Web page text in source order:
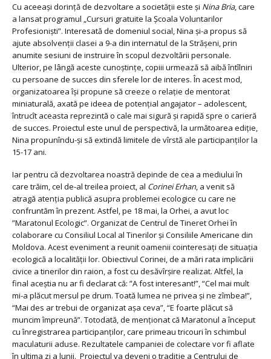
Cu aceeași dorință de dezvoltare a societății este și Nina Bria, care
a lansat programul „Cursuri gratuite la Școala Voluntarilor
Profesioniști”. Interesată de domeniul social, Nina și-a propus să
ajute absolvenții clasei a 9-a din internatul de la Strășeni, prin
anumite sesiuni de instruire în scopul dezvoltării personale.
Ulterior, pe lângă aceste cunoștințe, copiii urmează să aibă întîlniri
cu persoane de succes din sferele lor de interes. În acest mod,
organizatoarea își propune să creeze o relație de mentorat
miniaturală, axată pe ideea de potențial angajator – adolescent,
întrucît aceasta reprezintă o cale mai sigură și rapidă spre o carieră
de succes. Proiectul este unul de perspectivă, la următoarea ediție,
Nina propunîndu-și să extindă limitele de vîrstă ale participanților la
15-17 ani.
Iar pentru că dezvoltarea noastră depinde de cea a mediului în
care trăim, cel de-al treilea proiect, al Corinei Erhan, a venit să
atragă atenția publică asupra problemei ecologice cu care ne
confruntăm în prezent. Astfel, pe 18 mai, la Orhei, a avut loc
”Maratonul Ecologic”. Organizat de Centrul de Tineret Orhei în
colaborare cu Consiliul Local al Tinerilor şi Consiliile Americane din
Moldova. Acest eveniment a reunit oamenii cointeresați de situația
ecologică a localității lor. Obiectivul Corinei, de a mări rata implicării
civice a tinerilor din raion, a fost cu desăvîrșire realizat. Altfel, la
final aceștia nu ar fi declarat că: ”A fost interesant!”, “Cel mai mult
mi-a plăcut mersul pe drum. Toată lumea ne privea şi ne zîmbea!”,
“Mai des ar trebui de organizat aşa ceva”, “E foarte plăcut să
muncim împreună”. Totodată, de menționat că Maratonul a început
cu înregistrarea participanților, care primeau tricouri în schimbul
maculaturii aduse. Rezultatele campaniei de colectare vor fi aflate
în ultima zi a lunii. Proiectul va deveni o tradiție a Centrului de